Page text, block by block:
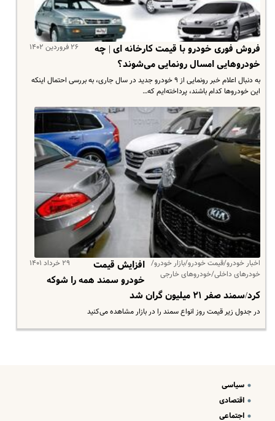
۲۶ فروردین ۱۴۰۲
فروش فوری خودرو با قیمت کارخانه ای | چه
خودروهایی امسال رونمایی می‌شوند؟
به دنبال اعلام خبر رونمایی از ٩ خودرو جدید در سال جاری، به بررسی احتمال اینکه
این خودروها کدام باشند، پرداخته‌ایم که…
اخبار خودرو/قیمت خودرو/بازار خودرو/
خودرهای داخلی/خودروهای خارجی
۲۹ خرداد ۱۴۰۱
افزایش قیمت
خودرو سمند همه را شوکه
کرد/سمند صفر ۲۱ میلیون گران شد
در جدول زیر قیمت روز انواع سمند را در بازار مشاهده می‌کنید
سیاسی
اقتصادی
اجتماعی